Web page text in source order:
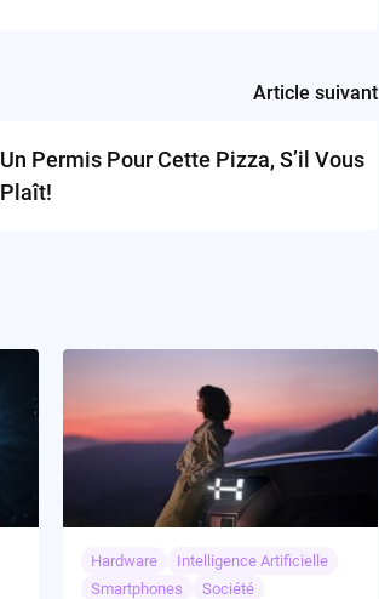
Article suivant
Un Permis Pour Cette Pizza, S’il Vous
Plaît!
Hardware
Intelligence Artificielle
Smartphones
Société